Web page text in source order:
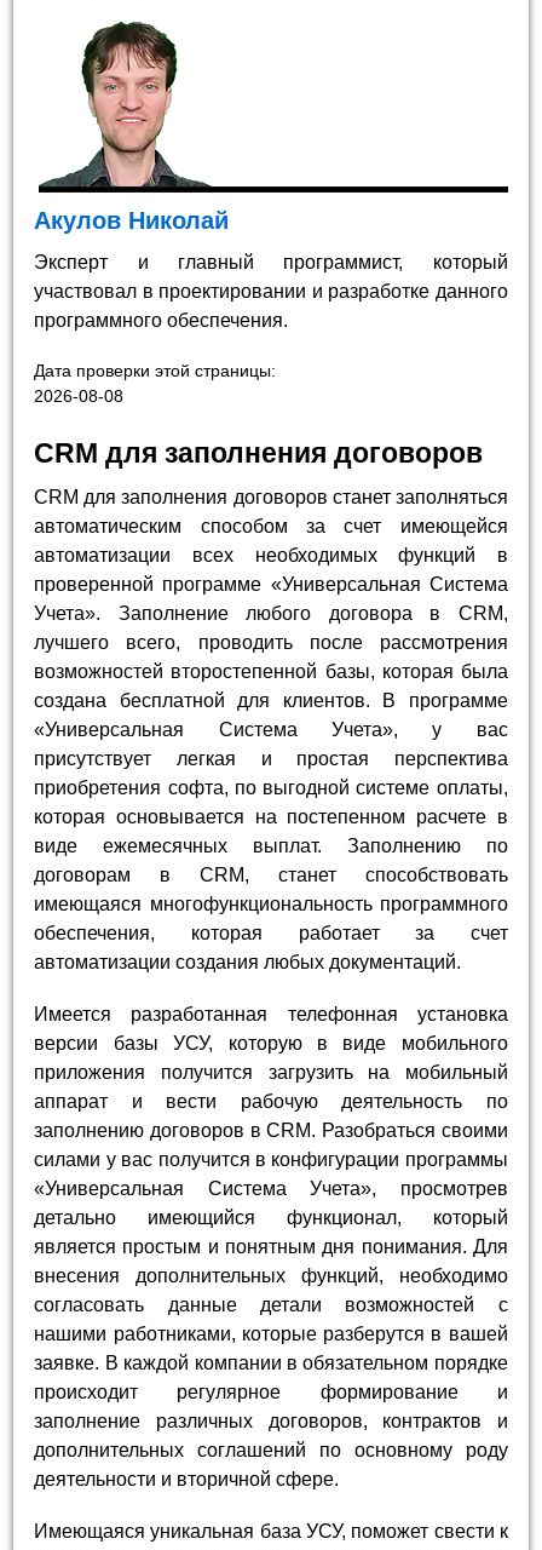
Акулов Николай
Эксперт и главный программист, который
участвовал в проектировании и разработке данного
программного обеспечения.
Дата проверки этой страницы:
2026-08-08
CRM для заполнения договоров
CRM для заполнения договоров станет заполняться
автоматическим способом за счет имеющейся
автоматизации всех необходимых функций в
проверенной программе «Универсальная Система
Учета». Заполнение любого договора в CRM,
лучшего всего, проводить после рассмотрения
возможностей второстепенной базы, которая была
создана бесплатной для клиентов. В программе
«Универсальная Система Учета», у вас
присутствует легкая и простая перспектива
приобретения софта, по выгодной системе оплаты,
которая основывается на постепенном расчете в
виде ежемесячных выплат. Заполнению по
договорам в CRM, станет способствовать
имеющаяся многофункциональность программного
обеспечения, которая работает за счет
автоматизации создания любых документаций.
Имеется разработанная телефонная установка
версии базы УСУ, которую в виде мобильного
приложения получится загрузить на мобильный
аппарат и вести рабочую деятельность по
заполнению договоров в CRM. Разобраться своими
силами у вас получится в конфигурации программы
«Универсальная Система Учета», просмотрев
детально имеющийся функционал, который
является простым и понятным дня понимания. Для
внесения дополнительных функций, необходимо
согласовать данные детали возможностей с
нашими работниками, которые разберутся в вашей
заявке. В каждой компании в обязательном порядке
происходит регулярное формирование и
заполнение различных договоров, контрактов и
дополнительных соглашений по основному роду
деятельности и вторичной сфере.
Имеющаяся уникальная база УСУ, поможет свести к